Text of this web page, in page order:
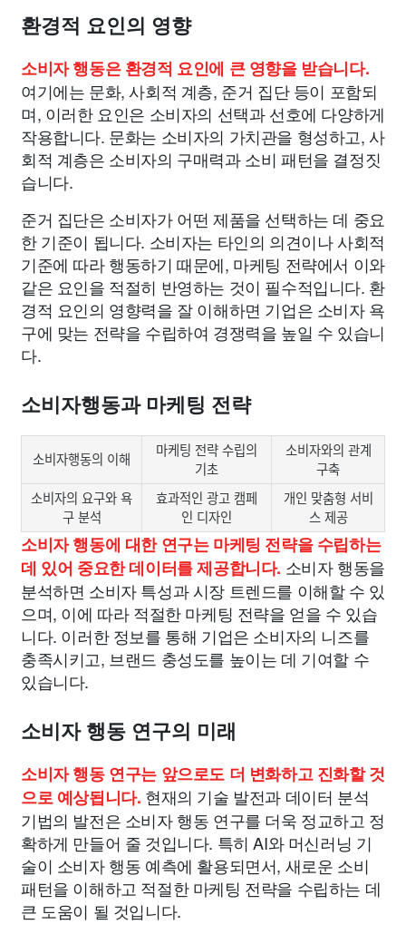
환경적 요인의 영향
소비자 행동은 환경적 요인에 큰 영향을 받습니다.
여기에는 문화, 사회적 계층, 준거 집단 등이 포함되
며, 이러한 요인은 소비자의 선택과 선호에 다양하게
작용합니다. 문화는 소비자의 가치관을 형성하고, 사
회적 계층은 소비자의 구매력과 소비 패턴을 결정짓
습니다.
준거 집단은 소비자가 어떤 제품을 선택하는 데 중요
한 기준이 됩니다. 소비자는 타인의 의견이나 사회적
기준에 따라 행동하기 때문에, 마케팅 전략에서 이와
같은 요인을 적절히 반영하는 것이 필수적입니다. 환
경적 요인의 영향력을 잘 이해하면 기업은 소비자 욕
구에 맞는 전략을 수립하여 경쟁력을 높일 수 있습니
다.
소비자행동과 마케팅 전략
소비자행동의 이해
마케팅 전략 수립의
기초
소비자와의 관계
구축
소비자의 요구와 욕
구 분석
효과적인 광고 캠페
인 디자인
개인 맞춤형 서비
스 제공
소비자 행동에 대한 연구는 마케팅 전략을 수립하는
데 있어 중요한 데이터를 제공합니다. 소비자 행동을
분석하면 소비자 특성과 시장 트렌드를 이해할 수 있
으며, 이에 따라 적절한 마케팅 전략을 얻을 수 있습
니다. 이러한 정보를 통해 기업은 소비자의 니즈를
충족시키고, 브랜드 충성도를 높이는 데 기여할 수
있습니다.
소비자 행동 연구의 미래
소비자 행동 연구는 앞으로도 더 변화하고 진화할 것
으로 예상됩니다. 현재의 기술 발전과 데이터 분석
기법의 발전은 소비자 행동 연구를 더욱 정교하고 정
확하게 만들어 줄 것입니다. 특히 AI와 머신러닝 기
술이 소비자 행동 예측에 활용되면서, 새로운 소비
패턴을 이해하고 적절한 마케팅 전략을 수립하는 데
큰 도움이 될 것입니다.